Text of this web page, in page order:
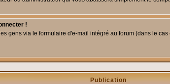
!
gens via le formulaire d'e-mail intégré au forum (dans le
Publication